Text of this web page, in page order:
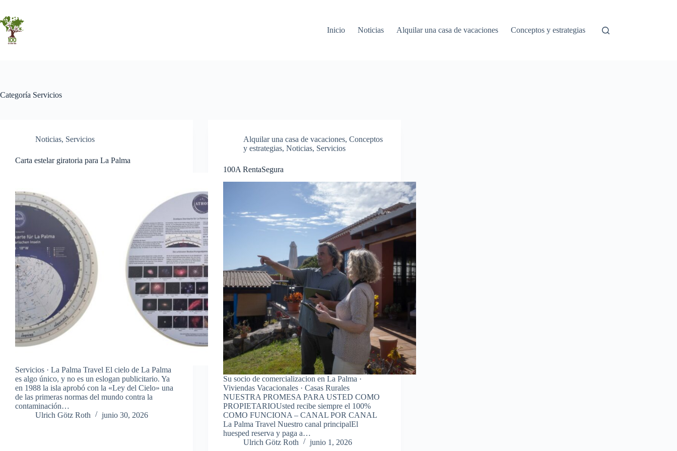
contenido
Inicio
Noticias Alquilar una casa de vacaciones Conceptos y estrategias
Categoría Servicios
Noticias, Servicios
Carta estelar giratoria para La Palma
Servicios · La Palma Travel El cielo de La Palma
es algo único, y no es un eslogan publicitario. Ya
en 1988 la isla aprobó con la «Ley del Cielo» una
de las primeras normas del mundo contra la
contaminación…
Ulrich Götz Roth
junio 30, 2026
Alquilar una casa de vacaciones,Conceptos
y estrategias,Noticias, Servicios
100A RentaSegura
Su socio de comercializacion en La Palma ·
Viviendas Vacacionales · Casas Rurales
NUESTRA PROMESA PARA USTED COMO
PROPIETARIOUsted recibe siempre el 100%
COMO FUNCIONA – CANAL POR CANAL
La Palma Travel Nuestro canal principalEl
huesped reserva y paga a…
Ulrich Götz Roth
junio 1, 2026